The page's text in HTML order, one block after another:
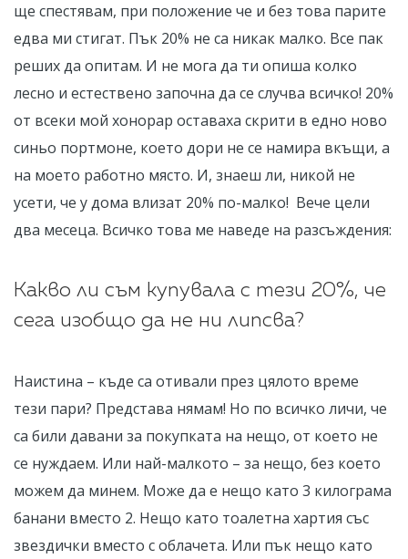
ще спестявам, при положение че и без това парите
едва ми стигат. Пък 20% не са никак малко. Все пак
реших да опитам. И не мога да ти опиша колко
лесно и естествено започна да се случва всичко! 20%
от всеки мой хонорар оставаха скрити в едно ново
синьо портмоне, което дори не се намира вкъщи, а
на моето работно място. И, знаеш ли, никой не
усети, че у дома влизат 20% по-малко! Вече цели
два месеца. Всичко това ме наведе на разсъждения:
Какво ли съм купувала с тези 20%, че
сега изобщо да не ни липсва?
Наистина – къде са отивали през цялото време
тези пари? Представа нямам! Но по всичко личи, че
са били давани за покупката на нещо, от което не
се нуждаем. Или най-малкото – за нещо, без което
можем да минем. Може да е нещо като 3 килограма
банани вместо 2. Нещо като тоалетна хартия със
звездички вместо с облачета. Или пък нещо като